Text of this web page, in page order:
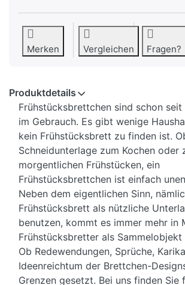
Merken Vergleichen Fragen?
Produktdetails
Frühstücksbrettchen sind schon
im Gebrauch. Es gibt wenige
kein Frühstücksbrett zu finden ist.
Schneidunterlage zum Kochen oder
morgentlichen Frühstücken, ein
Frühstücksbrettchen ist einfach
Neben dem eigentlichen Sinn,
Frühstücksbrett als nützliche
benutzen, kommt es immer mehr in
Frühstücksbretter als Sammelobjekt
Ob Redewendungen, Sprüche,
Ideenreichtum der Brettchen-
Grenzen gesetzt. Bei uns finden Sie